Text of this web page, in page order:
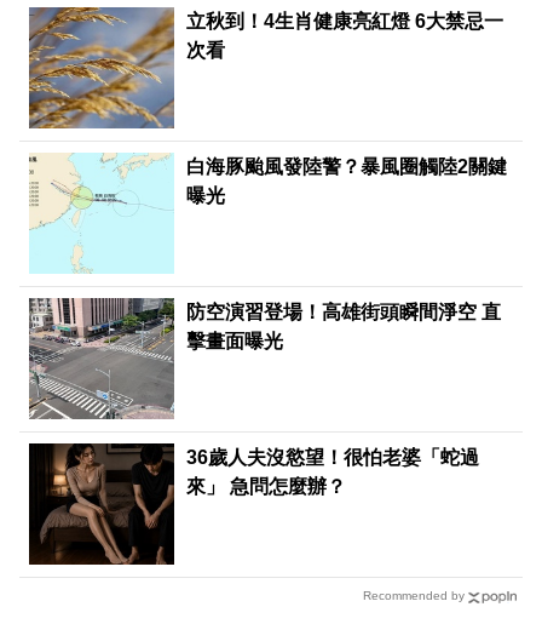
立秋到！4生肖健康亮紅燈 6大禁忌一
次看
白海豚颱風發陸警？暴風圈觸陸2關鍵
曝光
防空演習登場！高雄街頭瞬間淨空 直
擊畫面曝光
36歲人夫沒慾望！很怕老婆「蛇過
來」 急問怎麼辦？
Recommended by